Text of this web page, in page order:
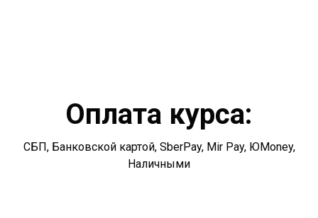
Оплата курса:
СБП, Банковской картой, SberPay, Mir Pay, ЮMoney,
Наличными